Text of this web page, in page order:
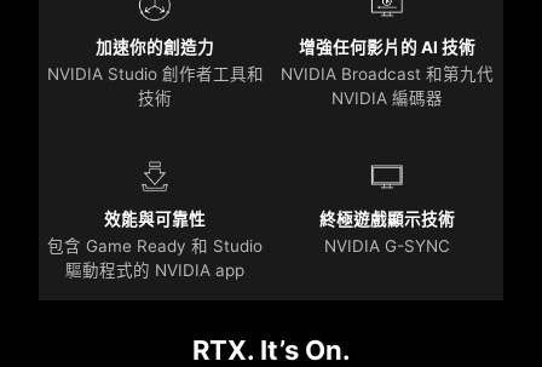
加速你的創造力
NVIDIA Studio 創作者工具和
技術
增強任何影片的 AI 技術
NVIDIA Broadcast 和第九代
NVIDIA 編碼器
效能與可靠性
包含 Game Ready 和 Studio
驅動程式的 NVIDIA app
終極遊戲顯示技術
NVIDIA G-SYNC
RTX. It’s On.